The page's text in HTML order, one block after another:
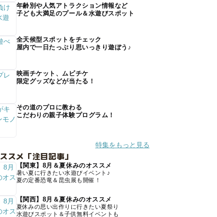
年齢別や人気アトラクション情報など
子ども大満足のプール＆水遊びスポット
全天候型スポットをチェック
屋内で一日たっぷり思いっきり遊ぼう♪
映画チケット、ムビチケ
限定グッズなどが当たる！
その道のプロに教わる
こだわりの親子体験プログラム！
特集をもっと見る
スメ「注目記事」
【関東】8月＆夏休みのオススメ
暑い夏に行きたい水遊びイベント♪
夏の定番恐竜＆昆虫展も開催！
【関西】8月＆夏休みのオススメ
夏休みの思い出作りに行きたい夏祭り
水遊びスポット＆子供無料イベントも